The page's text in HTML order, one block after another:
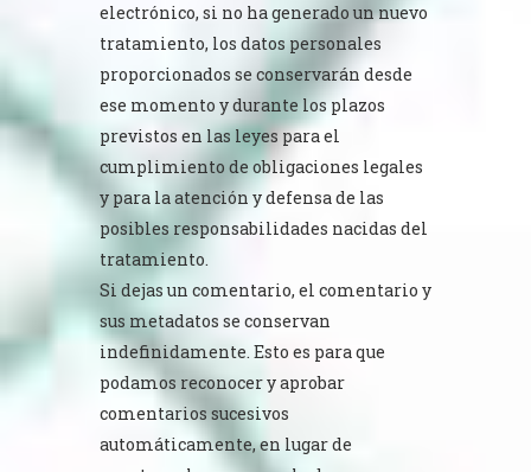
electrónico, si no ha generado un nuevo
tratamiento, los datos personales
proporcionados se conservarán desde
ese momento y durante los plazos
previstos en las leyes para el
cumplimiento de obligaciones legales
y para la atención y defensa de las
posibles responsabilidades nacidas del
tratamiento.
Si dejas un comentario, el comentario y
sus metadatos se conservan
indefinidamente. Esto es para que
podamos reconocer y aprobar
comentarios sucesivos
automáticamente, en lugar de